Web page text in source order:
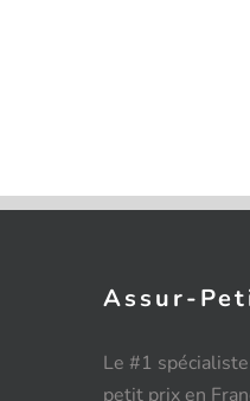
Assur-
Le #1 spécialiste
petit prix en